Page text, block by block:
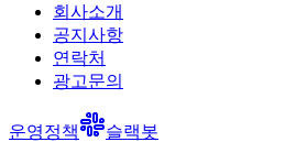
회사소개
공지사항
연락처
광고문의
운영정책 슬랙봇